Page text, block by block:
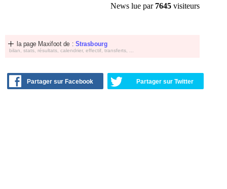
News lue par 7645 visiteurs
la page Maxifoot de : Strasbourg
bilan, stats, résultats, calendrier, effectif, transferts, ...
Partager sur Facebook Partager sur Twitter